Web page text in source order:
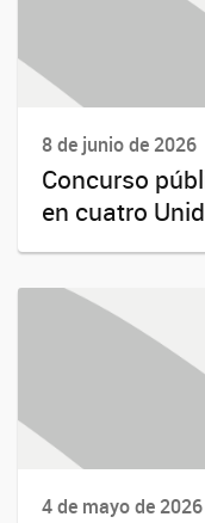
8 de junio de 2026
Concurso
en cuatro
4 de mayo de 2026